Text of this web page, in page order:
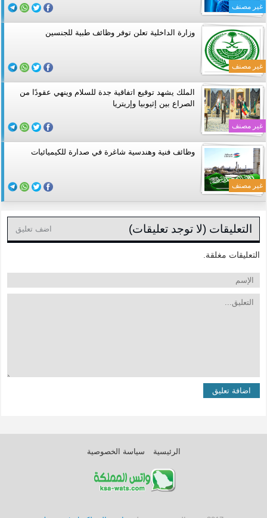
غير مصنف
غير مصنف
وزارة الداخلية تعلن توفر وظائف طبية للجنسين
غير مصنف
الملك يشهد توقيع اتفاقية جدة للسلام وينهي عقودًا من
الصراع بين إثيوبيا وإريتريا
غير مصنف
وظائف فنية وهندسية شاغرة في صدارة للكيميائيات
التعليقات (لا توجد تعليقات) اضف تعليق
التعليقات مغلقة.
الرئيسية سياسة الخصوصية